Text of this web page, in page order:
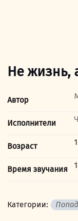
Не жизнь,
Автор
Исполнители
Возраст
Время звучания
Категории: